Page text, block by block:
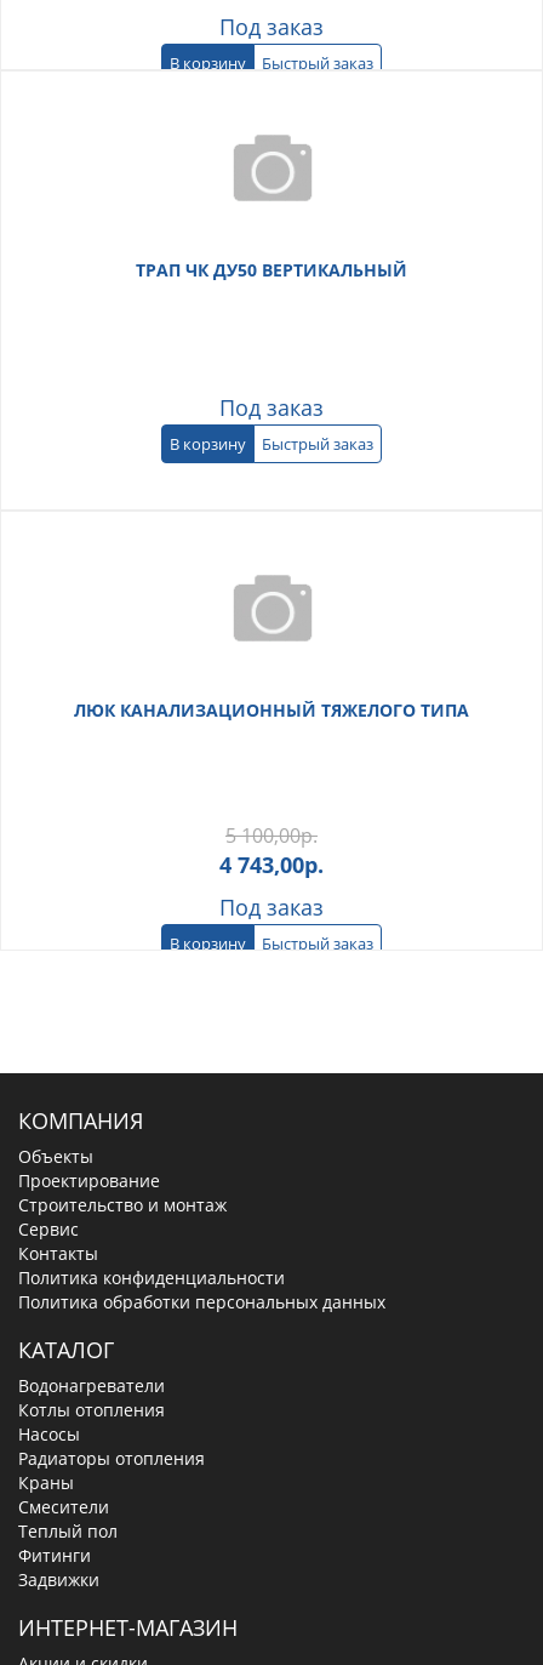
Под заказ
В корзину Быстрый заказ
ТРАП ЧК ДУ50 ВЕРТИКАЛЬНЫЙ
Под заказ
В корзину Быстрый заказ
ЛЮК КАНАЛИЗАЦИОННЫЙ ТЯЖЕЛОГО ТИПА
5 100,00р.
4 743,00р.
Под заказ
В корзину Быстрый заказ
КОМПАНИЯ
Объекты
Проектирование
Строительство и монтаж
Сервис
Контакты
Политика конфиденциальности
Политика обработки персональных данных
КАТАЛОГ
Водонагреватели
Котлы отопления
Насосы
Радиаторы отопления
Краны
Смесители
Теплый пол
Фитинги
Задвижки
ИНТЕРНЕТ-МАГАЗИН